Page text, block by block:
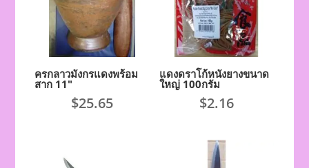
ครกลาวมังกรแดงพร้อม
สาก 11″
$25.65
แดงดราโก้หนังยางขนาด
ใหญ่ 100กรัม
$2.16